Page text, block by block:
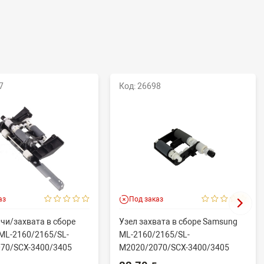
захвата в сборе
2160/2165/SL-
SCX-3400/3405
Код: 26698
Под заказ
Узел захвата в сборе Samsung
ML-2160/2165/SL-
M2020/2070/SCX-3400/3405
(совм) JC93-005...